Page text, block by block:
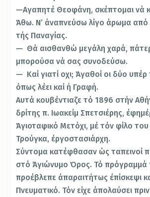
—Αγαπητέ Θεοφάνη, σκέπτομαι νά
Άθω. Ν’ άναπνεύσω λίγο άρωμα από
τής Παναγίας.
— Θά αισθανθώ μεγάλη χαρά, πάτερ
μπορούσα νά σας συνοδεύσω.
— Καί γιατί οχι; Άγαθοί οι δύο
όπως λέει καί ή Γραφή.
Αυτά κουβέντιαζε τό 1896 στήν
δρίτης π. Ιωακείμ Σπετσιέρης,
Άγιοταφικό Μετόχι, μέ τόν φίλο
Τρούγκα, έργοστασιάρχη.
Σύντομα κατέφθασαν ώς ταπεινοί
στό Άγιώνυμο Όρος. Τό πρόγραμμά
προέβλεπε άπαραιτήτως έπίσκεψι
Πνευματικό. Τόν είχε άπολαύσει